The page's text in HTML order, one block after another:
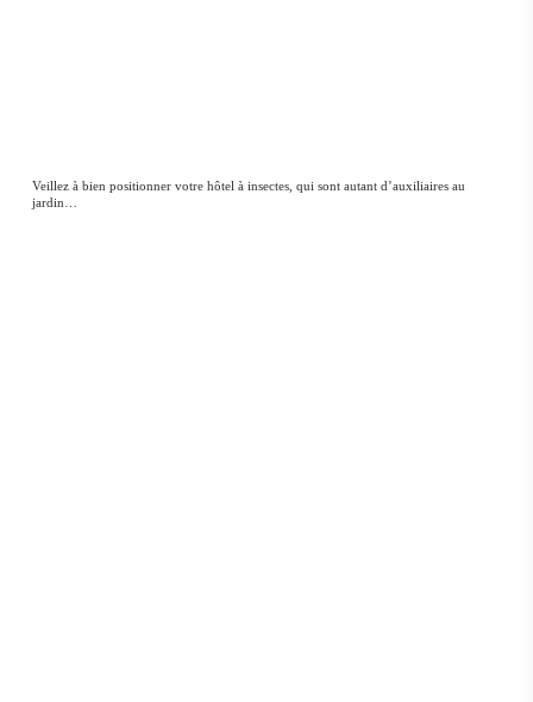
Veillez à bien positionner votre hôtel à insectes, qui sont autant d’auxiliaires au
jardin…